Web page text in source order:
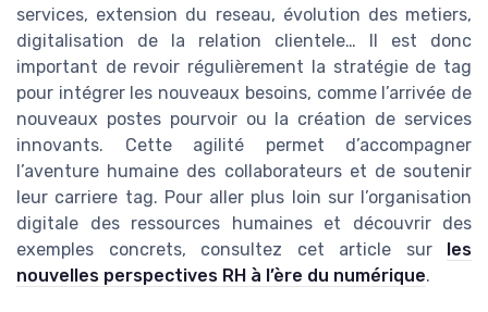
services, extension du reseau, évolution des metiers,
digitalisation de la relation clientele… Il est donc
important de revoir régulièrement la stratégie de tag
pour intégrer les nouveaux besoins, comme l’arrivée de
nouveaux postes pourvoir ou la création de services
innovants. Cette agilité permet d’accompagner
l’aventure humaine des collaborateurs et de soutenir
leur carriere tag. Pour aller plus loin sur l’organisation
digitale des ressources humaines et découvrir des
exemples concrets, consultez cet article sur les
nouvelles perspectives RH à l’ère du numérique.